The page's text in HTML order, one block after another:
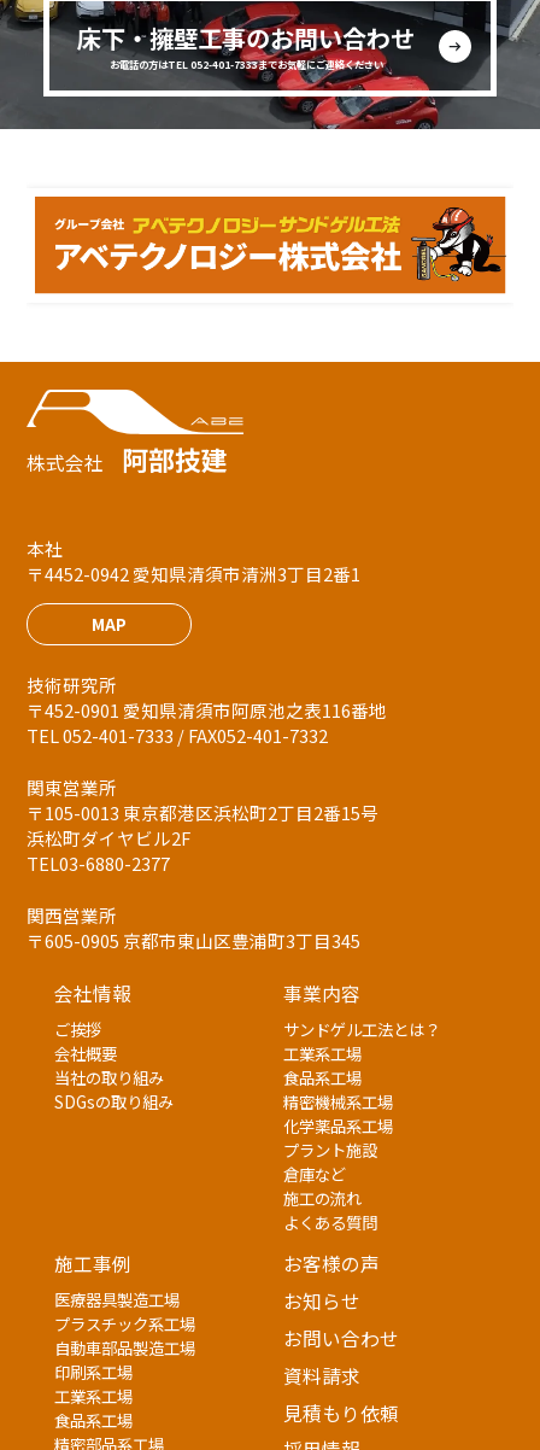
床下・擁壁工事のお問い合わせ
お電話の方はTEL 052-401-7333までお気軽にご連絡ください
株式会社 阿部技建
本社
〒4452-0942 愛知県清須市清洲3丁目2番1
MAP
技術研究所
〒452-0901 愛知県清須市阿原池之表116番地
TEL 052-401-7333 / FAX052-401-7332
関東営業所
〒105-0013 東京都港区浜松町2丁目2番15号
浜松町ダイヤビル2F
TEL03-6880-2377
関西営業所
〒605-0905 京都市東山区豊浦町3丁目345
会社情報
ご挨拶
会社概要
当社の取り組み
SDGsの取り組み
事業内容
サンドゲル工法とは？
工業系工場
食品系工場
精密機械系工場
化学薬品系工場
プラント施設
倉庫など
施工の流れ
よくある質問
施工事例
医療器具製造工場
プラスチック系工場
自動車部品製造工場
印刷系工場
工業系工場
食品系工場
精密部品系工場
お客様の声
お知らせ
お問い合わせ
資料請求
見積もり依頼